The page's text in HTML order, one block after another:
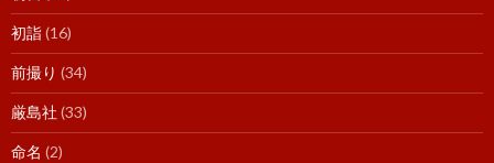
初詣(16)
前撮り (34)
厳島社 (33)
命名 (2)